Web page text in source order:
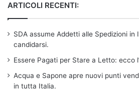
ARTICOLI RECENTI:
SDA assume Addetti alle Spedizioni
candidarsi.
Essere Pagati per Stare a Letto: ecco
Acqua e Sapone apre nuovi punti
in tutta Italia.